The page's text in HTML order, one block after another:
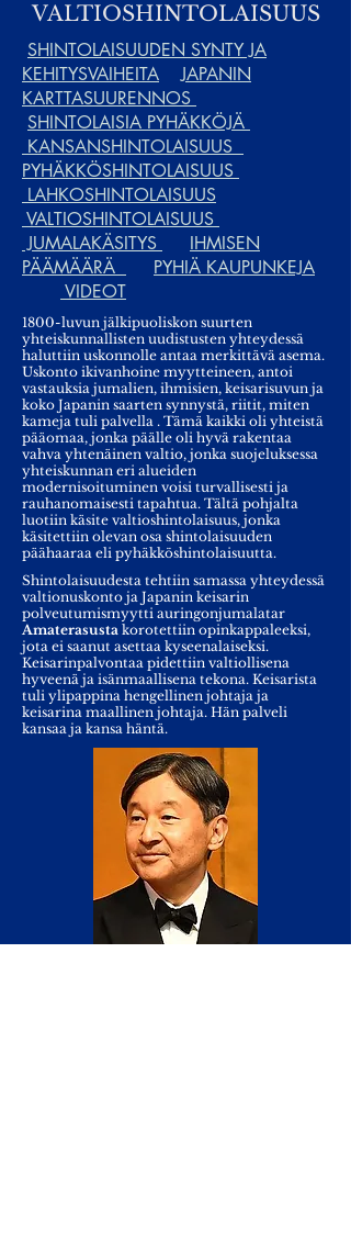
VALTIOSHINTOLAISUUS
SHINTOLAISUUDEN SYNTY JA
KEHITYSVAIHEITA
JAPANIN
KARTTASUURENNOS
SHINTOLAISIA PYHÄKKÖJÄ
KANSANSHINTOLAISUUS
PYHÄKKÖSHINTOLAISUUS
LAHKOSHINTOLAISUUS
VALTIOSHINTOLAISUUS
JUMALAKÄSITYS
IHMISEN
PÄÄMÄÄRÄ
PYHIÄ KAUPUNKEJA
VIDEOT
1800-luvun jälkipuoliskon suurten
yhteiskunnallisten uudistusten yhteydessä
haluttiin uskonnolle antaa merkittävä asema.
Uskonto ikivanhoine myytteineen, antoi
vastauksia jumalien, ihmisien, keisarisuvun ja
koko Japanin saarten synnystä, riitit, miten
kameja tuli palvella . Tämä kaikki oli yhteistä
pääomaa, jonka päälle oli hyvä rakentaa
vahva yhtenäinen valtio, jonka suojeluksessa
yhteiskunnan eri alueiden
modernisoituminen voisi turvallisesti ja
rauhanomaisesti tapahtua. Tältä pohjalta
luotiin käsite valtioshintolaisuus, jonka
käsitettiin olevan osa shintolaisuuden
päähaaraa eli pyhäkköshintolaisuutta.
Shintolaisuudesta tehtiin samassa yhteydessä
valtionuskonto ja Japanin keisarin
polveutumismyytti auringonjumalatar
Amaterasusta korotettiin opinkappaleeksi,
jota ei saanut asettaa kyseenalaiseksi.
Keisarinpalvontaa pidettiin valtiollisena
hyveenä ja isänmaallisena tekona. Keisarista
tuli ylipappina hengellinen johtaja ja
keisarina maallinen johtaja. Hän palveli
kansaa ja kansa häntä.